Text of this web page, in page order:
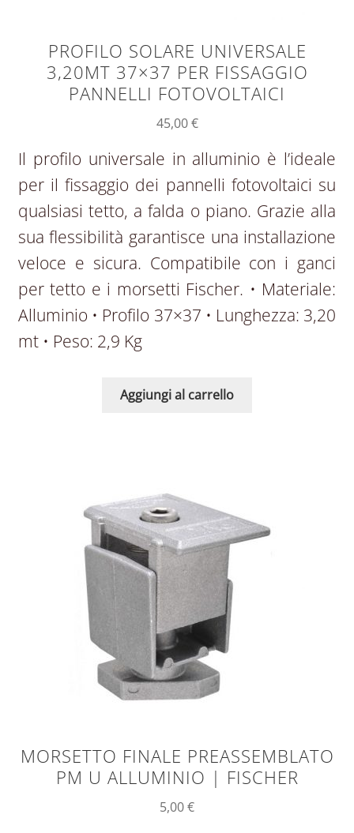
PROFILO SOLARE UNIVERSALE
3,20MT 37×37 PER FISSAGGIO
PANNELLI FOTOVOLTAICI
45,00€
Il profilo universale in alluminio è l’ideale
per il fissaggio dei pannelli fotovoltaici su
qualsiasi tetto, a falda o piano. Grazie alla
sua flessibilità garantisce una installazione
veloce e sicura. Compatibile con i ganci
per tetto e i morsetti Fischer. • Materiale:
Alluminio • Profilo 37×37 • Lunghezza: 3,20
mt • Peso: 2,9 Kg
Aggiungi al carrello
MORSETTO FINALE PREASSEMBLATO
PM U ALLUMINIO | FISCHER
5,00€